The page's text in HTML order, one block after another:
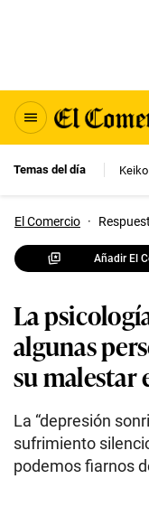
Temas del día
El Comercio ·
Añadir El
La
algunas
su malestar
La “depresión
sufrimiento
podemos fiarnos